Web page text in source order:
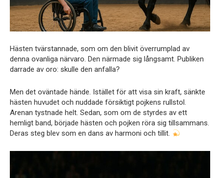
Hästen tvärstannade, som om den blivit överrumplad av
denna ovanliga närvaro. Den närmade sig långsamt. Publiken
darrade av oro: skulle den anfalla?
Men det oväntade hände. Istället för att visa sin kraft, sänkte
hästen huvudet och nuddade försiktigt pojkens rullstol.
Arenan tystnade helt. Sedan, som om de styrdes av ett
hemligt band, började hästen och pojken röra sig tillsammans.
Deras steg blev som en dans av harmoni och tillit.